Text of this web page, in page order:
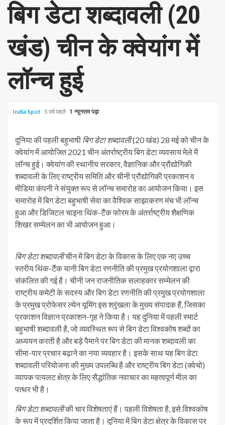
बिग डेटा शब्दावली (20
खंड) चीन के क्वेयांग में
लॉन्च हुई
India Spot 5 वर्ष पहले 1 न्यूनतम पढ़ा
दुनिया की पहली बहुभाषी बिग डेटा शब्दावली(20 खंड) 28 मई को चीन के
क्वेयांग में आयोजित 2021 चीन अंतर्राष्ट्रीय बिग डेटा व्यवसाय मेले में
लॉन्च हुई। क्वेयांग की स्थानीय सरकार, वैज्ञानिक और प्रौद्योगिकी
शब्दावली के लिए राष्ट्रीय समिति और चीनी प्रौद्योगिकी प्रकाशन व
मीडिया कंपनी ने संयुक्त रूप से लॉन्च समारोह का आयोजन किया। इस
समारोह में बिग डेटा बहुभाषी सेवा का वैश्विक साझाकरण मंच भी लॉन्च
हुआ और डिजिटल चाइना थिंक-टैंक फोरम के अंतर्राष्ट्रीय शैक्षणिक
शिखर सम्मेलन का भी आयोजन हुआ।
बिग डेटा शब्दावलीचीन में बिग डेटा के विकास के लिए एक नए उच्च
स्तरीय थिंक-टैंक यानी बिग डेटा रणनीति की प्रमुख प्रयोगशाला द्वारा
संकलित की गई है। चीनी जन राजनीतिक सलाहकार सम्मेलन की
राष्ट्रीय कमेटी के सदस्य और बिग डेटा रणनीति की प्रमुख प्रयोगशाला
के प्रमुख प्रोफेसर ल्येन यूमिंग इस श्रृंखला के मुख्य संपादक हैं, जिसका
प्रकाशन विज्ञान प्रकाशन-गृह ने किया है। यह दुनिया में पहली स्मार्ट
बहुभाषी शब्दावली है, जो व्यवस्थित रूप से बिग डेटा विश्वकोष शब्दों का
अध्ययन करती है और बड़े पैमाने पर बिग डेटा की मानक शब्दावली का
सीमा-पार प्रचार बढ़ाने का नया व्यवहार है। इसके साथ यह बिग डेटा
शब्दावली परियोजना की मुख्य उपलब्धि है और राष्ट्रीय बिग डेटा (क्वेचो)
व्यापक पायलट क्षेत्र के लिए सैद्धांतिक नवाचार का महत्वपूर्ण मील का
पत्थर भी है।
बिग डेटा शब्दावलीकी चार विशेषताएं हैं। पहली विशेषता है, इसे विश्वकोष
के रूप में प्रदर्शित किया जाता है। दुनिया में बिग डेटा क्षेत्र के विकास पर